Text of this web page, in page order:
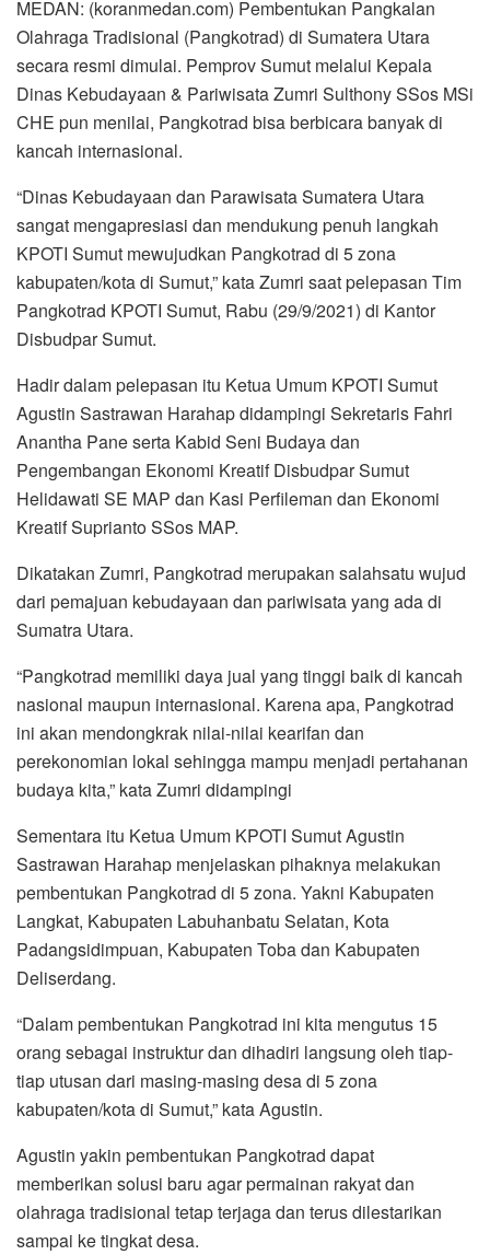
MEDAN: (koranmedan.com) Pembentukan Pangkalan
Olahraga Tradisional (Pangkotrad) di Sumatera Utara
secara resmi dimulai. Pemprov Sumut melalui Kepala
Dinas Kebudayaan & Pariwisata Zumri Sulthony SSos MSi
CHE pun menilai, Pangkotrad bisa berbicara banyak di
kancah internasional.
“Dinas Kebudayaan dan Parawisata Sumatera Utara
sangat mengapresiasi dan mendukung penuh langkah
KPOTI Sumut mewujudkan Pangkotrad di 5 zona
kabupaten/kota di Sumut,” kata Zumri saat pelepasan Tim
Pangkotrad KPOTI Sumut, Rabu (29/9/2021) di Kantor
Disbudpar Sumut.
Hadir dalam pelepasan itu Ketua Umum KPOTI Sumut
Agustin Sastrawan Harahap didampingi Sekretaris Fahri
Anantha Pane serta Kabid Seni Budaya dan
Pengembangan Ekonomi Kreatif Disbudpar Sumut
Helidawati SE MAP dan Kasi Perfileman dan Ekonomi
Kreatif Suprianto SSos MAP.
Dikatakan Zumri, Pangkotrad merupakan salahsatu wujud
dari pemajuan kebudayaan dan pariwisata yang ada di
Sumatra Utara.
“Pangkotrad memiliki daya jual yang tinggi baik di kancah
nasional maupun internasional. Karena apa, Pangkotrad
ini akan mendongkrak nilai-nilai kearifan dan
perekonomian lokal sehingga mampu menjadi pertahanan
budaya kita,” kata Zumri didampingi
Sementara itu Ketua Umum KPOTI Sumut Agustin
Sastrawan Harahap menjelaskan pihaknya melakukan
pembentukan Pangkotrad di 5 zona. Yakni Kabupaten
Langkat, Kabupaten Labuhanbatu Selatan, Kota
Padangsidimpuan, Kabupaten Toba dan Kabupaten
Deliserdang.
“Dalam pembentukan Pangkotrad ini kita mengutus 15
orang sebagai instruktur dan dihadiri langsung oleh tiap-
tiap utusan dari masing-masing desa di 5 zona
kabupaten/kota di Sumut,” kata Agustin.
Agustin yakin pembentukan Pangkotrad dapat
memberikan solusi baru agar permainan rakyat dan
olahraga tradisional tetap terjaga dan terus dilestarikan
sampai ke tingkat desa.